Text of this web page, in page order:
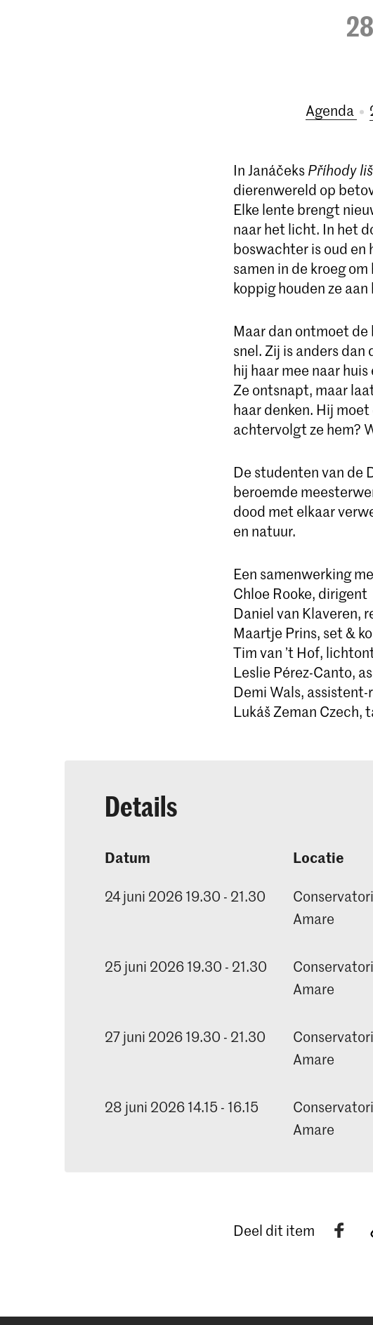
Agenda
In JanáčeksPříhody
dierenwereld op
Elke lente brengt
naar het licht. In het
boswachter is oud en
samen in de kroeg
koppig houden ze
Maar dan ontmoet
snel. Zij is anders
hij haar mee naar
Ze ontsnapt, maar
haar denken. Hij
achtervolgt ze hem?
De studenten van de
beroemde
dood met elkaar
en natuur.
Een samenwerking
Chloe Rooke, dirigent
Daniel van Klaveren,
Maartje Prins, set &
Tim van ’t Hof,
Leslie Pérez-Canto,
Demi Wals, assistent-
Lukáš Zeman Czech,
Details
Datum
24 juni 2026 19.30 - 21.30
Locatie
Amare
25 juni 2026 19.30 - 21.30
Amare
27 juni 2026 19.30 - 21.30
Amare
28 juni 2026 14.15 - 16.15
Amare
Deel dit item